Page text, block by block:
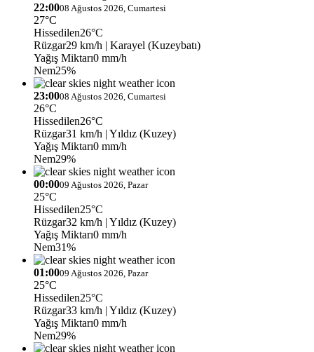
22:0008 Ağustos 2026, Cumartesi
27°C
Hissedilen26°C
Rüzgar29 km/h | Karayel (Kuzeybatı)
Yağış Miktarı0 mm/h
Nem25%
23:0008 Ağustos 2026, Cumartesi
26°C
Hissedilen26°C
Rüzgar31 km/h | Yıldız (Kuzey)
Yağış Miktarı0 mm/h
Nem29%
00:0009 Ağustos 2026, Pazar
25°C
Hissedilen25°C
Rüzgar32 km/h | Yıldız (Kuzey)
Yağış Miktarı0 mm/h
Nem31%
01:0009 Ağustos 2026, Pazar
25°C
Hissedilen25°C
Rüzgar33 km/h | Yıldız (Kuzey)
Yağış Miktarı0 mm/h
Nem29%